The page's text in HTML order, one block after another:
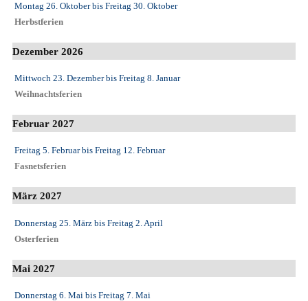
Montag 26. Oktoberbis Freitag 30. Oktober
Herbstferien
Dezember 2026
Mittwoch 23. Dezemberbis Freitag 8. Januar
Weihnachtsferien
Februar 2027
Freitag 5. Februarbis Freitag 12. Februar
Fasnetsferien
März 2027
Donnerstag 25. März bis Freitag 2. April
Osterferien
Mai 2027
Donnerstag 6. Mai bis Freitag 7. Mai